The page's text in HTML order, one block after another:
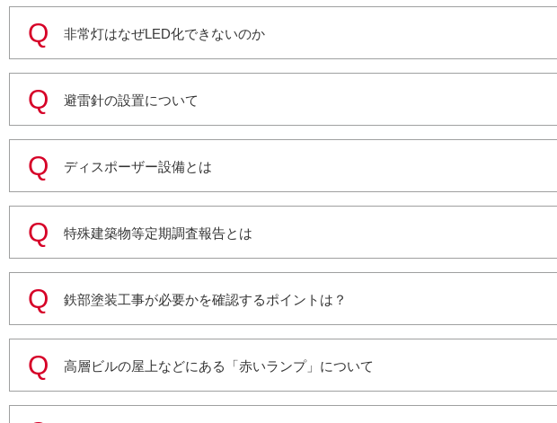
非常灯はなぜLED化できないのか
避雷針の設置について
ディスポーザー設備とは
特殊建築物等定期調査報告とは
鉄部塗装工事が必要かを確認するポイントは？
高層ビルの屋上などにある「赤いランプ」について